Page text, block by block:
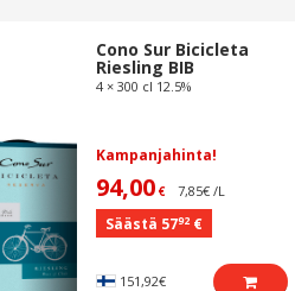
Cono Sur Bicicleta
Riesling BIB
4 × 300 cl 12.5%
Kampanjahinta!
94,00 € 7,85€ /L
Säästä 5792 €
151,92€